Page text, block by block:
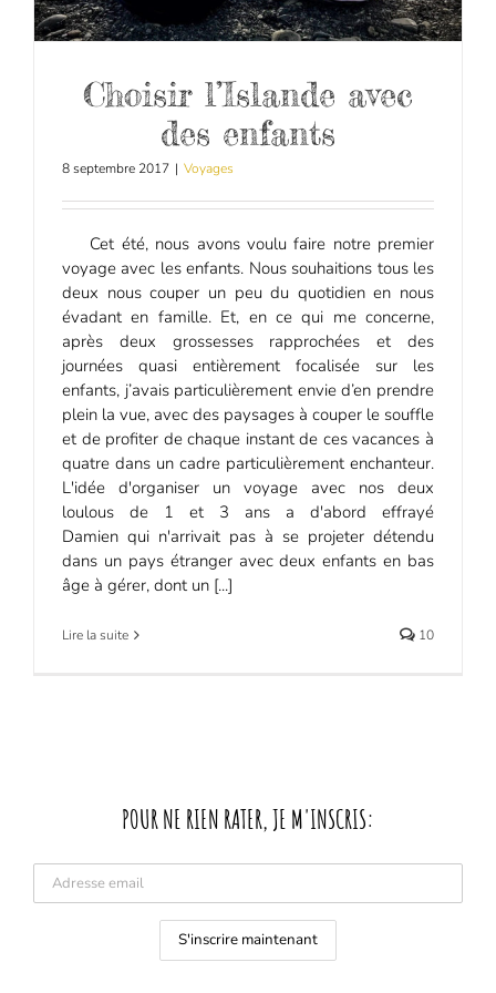
Choisir l’Islande avec
des enfants
8 septembre 2017 | Voyages
Cet été, nous avons voulu faire notre premier
voyage avec les enfants. Nous souhaitions tous les
deux nous couper un peu du quotidien en nous
évadant en famille. Et, en ce qui me concerne,
après deux grossesses rapprochées et des
journées quasi entièrement focalisée sur les
enfants, j’avais particulièrement envie d’en prendre
plein la vue, avec des paysages à couper le souffle
et de profiter de chaque instant de ces vacances à
quatre dans un cadre particulièrement enchanteur.
L'idée d'organiser un voyage avec nos deux
loulous de 1 et 3 ans a d'abord effrayé
Damien qui n'arrivait pas à se projeter détendu
dans un pays étranger avec deux enfants en bas
âge à gérer, dont un [...]
Lire la suite 10
POUR NE RIEN RATER, JE M'INSCRIS: